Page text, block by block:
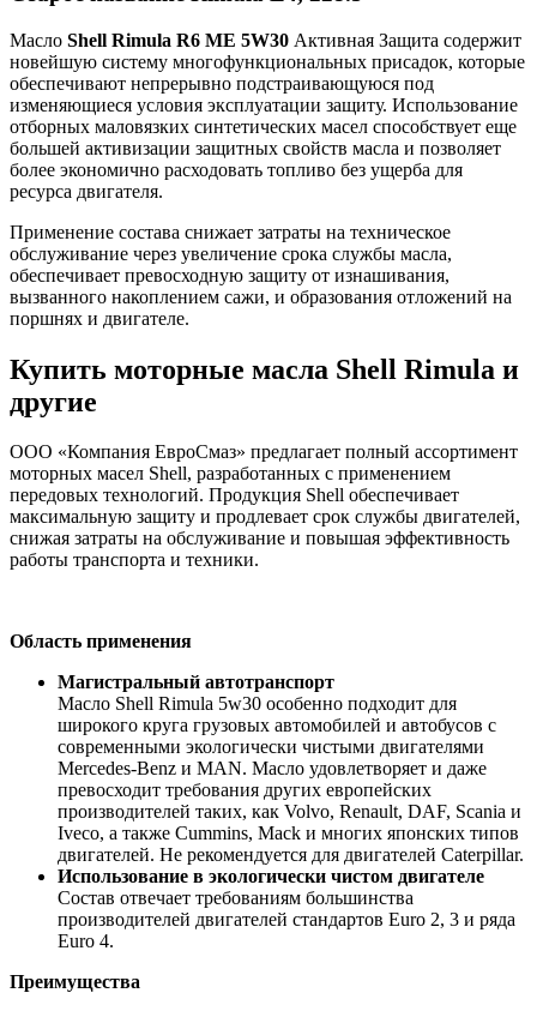
Масло Shell Rimula R6 ME 5W30 Активная Защита содержит
новейшую систему многофункциональных присадок, которые
обеспечивают непрерывно подстраивающуюся под
изменяющиеся условия эксплуатации защиту. Использование
отборных маловязких синтетических масел способствует еще
большей активизации защитных свойств масла и позволяет
более экономично расходовать топливо без ущерба для
ресурса двигателя.
Применение состава снижает затраты на техническое
обслуживание через увеличение срока службы масла,
обеспечивает превосходную защиту от изнашивания,
вызванного накоплением сажи, и образования отложений на
поршнях и двигателе.
Купить моторные масла Shell Rimula и
другие
ООО «Компания ЕвроСмаз» предлагает полный ассортимент
моторных масел Shell, разработанных с применением
передовых технологий. Продукция Shell обеспечивает
максимальную защиту и продлевает срок службы двигателей,
снижая затраты на обслуживание и повышая эффективность
работы транспорта и техники.
Область применения
Магистральный автотранспорт
Масло Shell Rimula 5w30 особенно подходит для
широкого круга грузовых автомобилей и автобусов с
современными экологически чистыми двигателями
Mercedes-Benz и MAN. Масло удовлетворяет и даже
превосходит требования других европейских
производителей таких, как Volvo, Renault, DAF, Scania и
Iveco, а также Cummins, Mack и многих японских типов
двигателей. Не рекомендуется для двигателей Caterpillar.
Использование в экологически чистом двигателе
Состав отвечает требованиям большинства
производителей двигателей стандартов Euro 2, 3 и ряда
Euro 4.
Преимущества